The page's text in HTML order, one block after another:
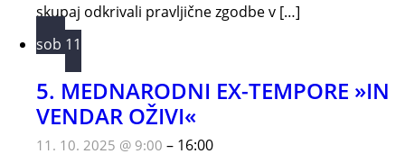
skupaj odkrivali pravljične zgodbe v […]
sob 11
5. MEDNARODNI EX-TEMPORE »IN
VENDAR OŽIVI«
11. 10. 2025 @ 9:00 – 16:00